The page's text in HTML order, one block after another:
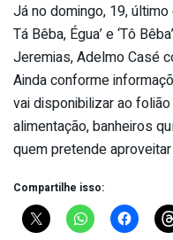
Já no domingo, 19,
Tá Bêba, Égua’ e ‘Tô
Jeremias, Adelmo Casé
Ainda conforme
vai disponibilizar ao
alimentação, banheiros
quem pretende
Compartilhe isso: